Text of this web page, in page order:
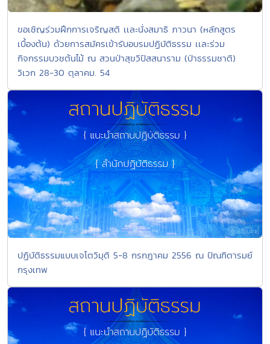
ขอเชิญร่วมฝึกการเจริญสติ เเละนั่งสมาธิ ภาวนา (หลักสูตร
เบื้องต้น) ด้วยการสมัครเข้ารับอบรมปฏิบัติธรรม เเละร่วม
กิจกรรมบวชต้นไม้ ณ สวนป่าสุขวิปัสสนาราม (ป่าธรรมชาติ)
วิเวก 28-30 ตุลาคม. 54
ปฏิบัติธรรมแบบเจโตวิมุติ 5-8 กรกฎาคม 2556 ณ ปัณฑิตารมย์
กรุงเทพ